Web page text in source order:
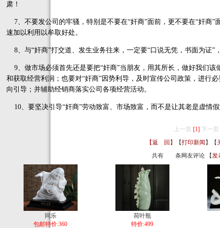
肃！
7、不要发公司的牢骚，特别是不要在“奸商”面前，更不要在“奸商”
速加以利用以牟取好处。
8、与“奸商”打交道、发生业务往来，一定要“口说无凭，书面为证”
9、做市场必须首先还是要把“奸商”当朋友，用其所长，做好我们
和获取经营利润；也要对“奸商”因势利导，及时宣传公司政策，进行
向引导；并辅助经销商落实公司各项经营活动。
10、要坚决引导“奸商”劳动致富、市场致富，而不是让其老是虚情
上一页 [1] 下一页
【返 回】
【打印新闻 】【
共有
条网友评论 【发
同乐
包邮特价:360
荷叶瓶
特价:499